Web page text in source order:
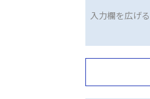
入力欄を広げる